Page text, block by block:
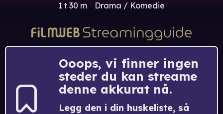
1 t 30 m Drama / Komedie
Ooops, vi finner ingen
steder du kan streame
denne akkurat nå.
Legg den i din huskeliste, så